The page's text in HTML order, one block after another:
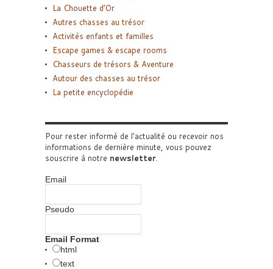
La Chouette d’Or
Autres chasses au trésor
Activités enfants et familles
Escape games & escape rooms
Chasseurs de trésors & Aventure
Autour des chasses au trésor
La petite encyclopédie
Pour rester informé de l'actualité ou recevoir nos
informations de dernière minute, vous pouvez
souscrire à notre newsletter.
Email
Pseudo
Email Format
html
text